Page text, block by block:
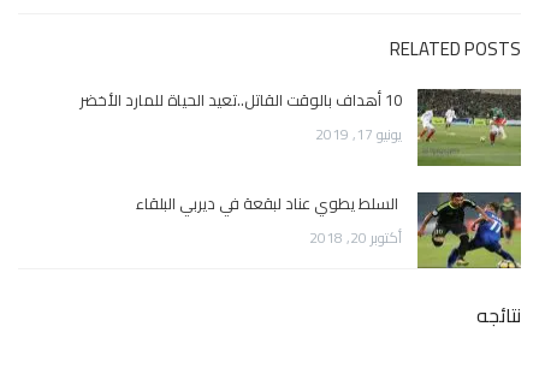
RELATED POSTS
10 أهداف بالوقت القاتل..تعيد الحياة للمارد الأخضر
يونيو 17, 2019
السلط يطوي عناد لبقعة في ديربي البلقاء
أكتوبر 20, 2018
نتائجه